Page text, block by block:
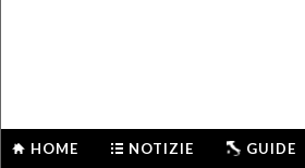
HOME NOTIZIE GUIDE